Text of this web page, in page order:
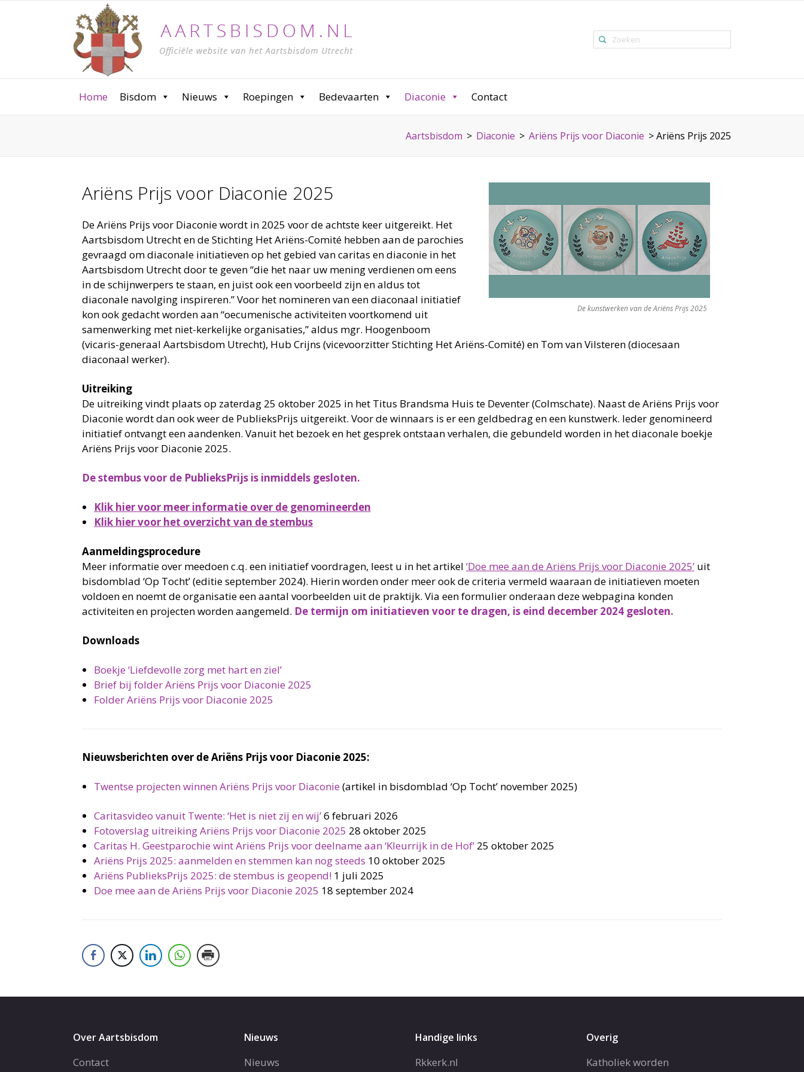
Home Bisdom Nieuws Roepingen Bedevaarten Diaconie Contact
Aartsbisdom > Diaconie > Ariëns Prijs voor Diaconie >Ariëns Prijs 2025
De kunstwerken van de Ariëns Prijs 2025
Ariëns Prijs voor Diaconie 2025
De Ariëns Prijs voor Diaconie wordt in 2025 voor de achtste keer uitgereikt. Het
Aartsbisdom Utrecht en de Stichting Het Ariëns-Comité hebben aan de parochies
gevraagd om diaconale initiatieven op het gebied van caritas en diaconie in het
Aartsbisdom Utrecht door te geven “die het naar uw mening verdienen om eens
in de schijnwerpers te staan, en juist ook een voorbeeld zijn en aldus tot
diaconale navolging inspireren.” Voor het nomineren van een diaconaal initiatief
kon ook gedacht worden aan “oecumenische activiteiten voortkomend uit
samenwerking met niet-kerkelijke organisaties,” aldus mgr. Hoogenboom
(vicaris-generaal Aartsbisdom Utrecht), Hub Crijns (vicevoorzitter Stichting Het Ariëns-Comité) en Tom van Vilsteren (diocesaan
diaconaal werker).
Uitreiking
De uitreiking vindt plaats op zaterdag 25 oktober 2025 in het Titus Brandsma Huis te Deventer (Colmschate). Naast de Ariëns Prijs voor
Diaconie wordt dan ook weer de PublieksPrijs uitgereikt. Voor de winnaars is er een geldbedrag en een kunstwerk. Ieder genomineerd
initiatief ontvangt een aandenken. Vanuit het bezoek en het gesprek ontstaan verhalen, die gebundeld worden in het diaconale boekje
Ariëns Prijs voor Diaconie 2025.
De stembus voor de PublieksPrijs is inmiddels gesloten.
Klik hier voor meer informatie over de genomineerden
Klik hier voor het overzicht van de stembus
Aanmeldingsprocedure
Meer informatie over meedoen c.q. een initiatief voordragen, leest u in het artikel ‘Doe mee aan de Ariëns Prijs voor Diaconie 2025’ uit
bisdomblad ‘Op Tocht’ (editie september 2024). Hierin worden onder meer ook de criteria vermeld waaraan de initiatieven moeten
voldoen en noemt de organisatie een aantal voorbeelden uit de praktijk. Via een formulier onderaan deze webpagina konden
activiteiten en projecten worden aangemeld. De termijn om initiatieven voor te dragen, is eind december 2024 gesloten.
Downloads
Boekje ‘Liefdevolle zorg met hart en ziel’
Brief bij folder Ariëns Prijs voor Diaconie 2025
Folder Ariëns Prijs voor Diaconie 2025
Nieuwsberichten over de Ariëns Prijs voor Diaconie 2025:
Twentse projecten winnen Ariëns Prijs voor Diaconie (artikel in bisdomblad ‘Op Tocht’ november 2025)
Caritasvideo vanuit Twente: ‘Het is niet zij en wij’6 februari 2026
Fotoverslag uitreiking Ariëns Prijs voor Diaconie 2025 28 oktober 2025
Caritas H. Geestparochie wint Ariëns Prijs voor deelname aan ‘Kleurrijk in de Hof’ 25 oktober 2025
Ariëns Prijs 2025: aanmelden en stemmen kan nog steeds 10 oktober 2025
Ariëns PublieksPrijs 2025: de stembus is geopend! 1 juli 2025
Doe mee aan de Ariëns Prijs voor Diaconie 2025 18 september 2024
Over Aartsbisdom
Contact
Nieuws
Nieuws
Handige links
Rkkerk.nl
Overig
Katholiek worden